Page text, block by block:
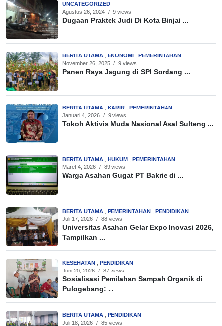
UNCATEGORIZED
Agustus 26, 2024 / 9 views
Dugaan Praktek Judi Di Kota Binjai ...
BERITA UTAMA , EKONOMI , PEMERINTAHAN
November 26, 2025 / 9 views
Panen Raya Jagung di SPI Sordang ...
BERITA UTAMA KARIR
PEMERINTAHAN
Januari 4, 2026 / 9 views
Tokoh Aktivis Muda Nasional Asal Sulteng ...
BERITA UTAMA , HUKUM , PEMERINTAHAN
Maret 4, 2026 / 89 views
Warga Asahan Gugat PT Bakrie di ...
BERITA UTAMA PEMERINTAHAN
PENDIDIKAN
Juli 17, 2026 / 88 views
Universitas Asahan Gelar Expo Inovasi 2026,
Tampilkan ...
KESEHATAN , PENDIDIKAN
Juni 20, 2026 / 87 views
Sosialisasi Pemilahan Sampah Organik di
Pulogebang: ...
BERITA UTAMA
PENDIDIKAN
Juli 18, 2026 / 85 views